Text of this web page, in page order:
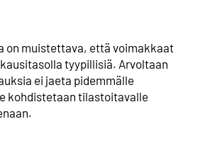
on muistettava, että voimakkaat
tyypillisiä. Arvoltaan
ei jaeta pidemmälle
kohdistetaan tilastoitavalle